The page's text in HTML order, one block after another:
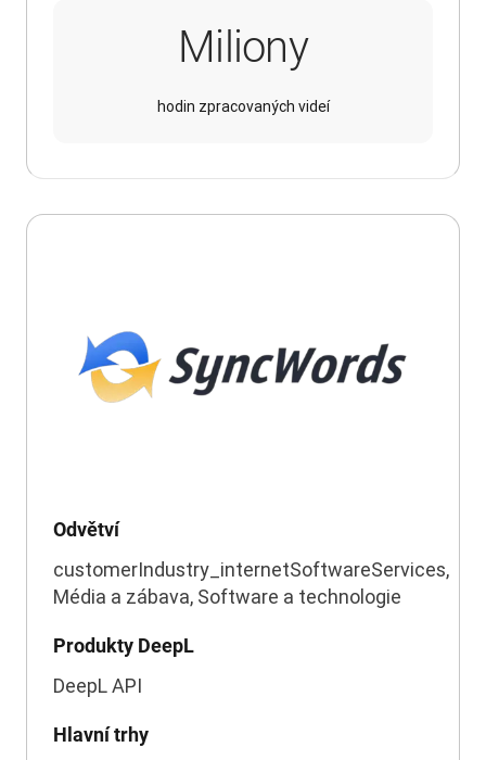
Miliony
hodin zpracovaných videí
Odvětví
customerIndustry_internetSoftwareServices,
Média a zábava, Software a technologie
Produkty DeepL
DeepL API
Hlavní trhy